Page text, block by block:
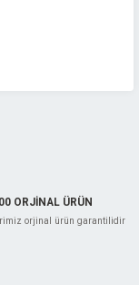
ORJİNAL ÜRÜN
orjinal ürün garantilidir